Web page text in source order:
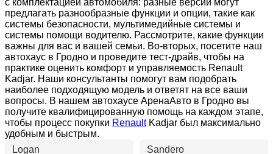
предлагать разнообразные функции и опции, такие как
системы безопасности, мультимедийные системы и
системы помощи водителю. Рассмотрите, какие функции
важны для вас и вашей семьи. Во-вторых, посетите наш
автохаус в Гродно и проведите тест-драйв, чтобы на
практике оценить комфорт и управляемость Renault
Kadjar. Наши консультанты помогут вам подобрать
наиболее подходящую модель и ответят на все ваши
вопросы. В нашем автохаусе АренаАвто в Гродно вы
получите квалифицированную помощь на каждом этапе,
чтобы процесс покупки RenaultKadjar был максимально
удобным и быстрым.
Logan
Sandero